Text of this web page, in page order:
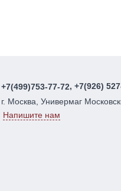
+7(499)753-77-72, +7(926)
г. Москва, Универмаг
Напишите нам